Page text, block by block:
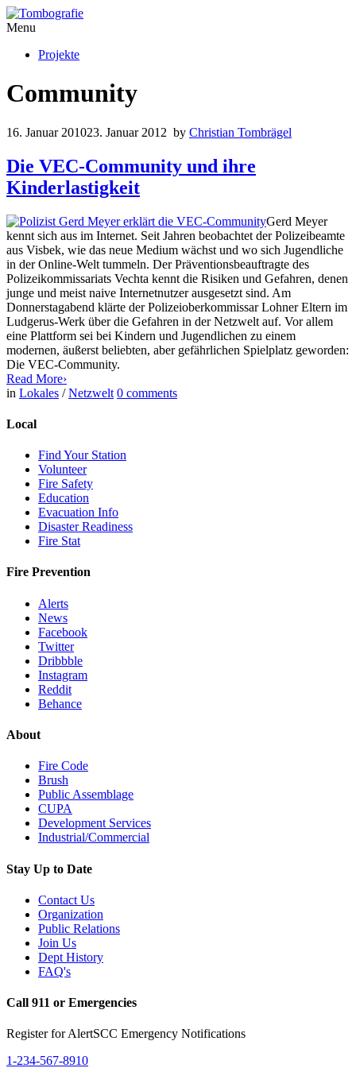
Menu
Projekte
Community
16. Januar 201023. Januar 2012 by Christian Tombrägel
Die VEC-Community und ihre
Kinderlastigkeit
Gerd Meyer
kennt sich aus im Internet. Seit Jahren beobachtet der Polizeibeamte
aus Visbek, wie das neue Medium wächst und wo sich Jugendliche
in der Online-Welt tummeln. Der Präventionsbeauftragte des
Polizeikommissariats Vechta kennt die Risiken und Gefahren, denen
junge und meist naive Internetnutzer ausgesetzt sind. Am
Donnerstagabend klärte der Polizeioberkommissar Lohner Eltern im
Ludgerus-Werk über die Gefahren in der Netzwelt auf. Vor allem
eine Plattform sei bei Kindern und Jugendlichen zu einem
modernen, äußerst beliebten, aber gefährlichen Spielplatz geworden:
Die VEC-Community.
Read More›
in Lokales /Netzwelt 0 comments
Local
Find Your Station
Volunteer
Fire Safety
Education
Evacuation Info
Disaster Readiness
Fire Stat
Fire Prevention
Alerts
News
Facebook
Twitter
Dribbble
Instagram
Reddit
Behance
About
Fire Code
Brush
Public Assemblage
CUPA
Development Services
Industrial/Commercial
Stay Up to Date
Contact Us
Organization
Public Relations
Join Us
Dept History
FAQ's
Call 911 or Emergencies
Register for AlertSCC Emergency Notifications
1-234-567-8910